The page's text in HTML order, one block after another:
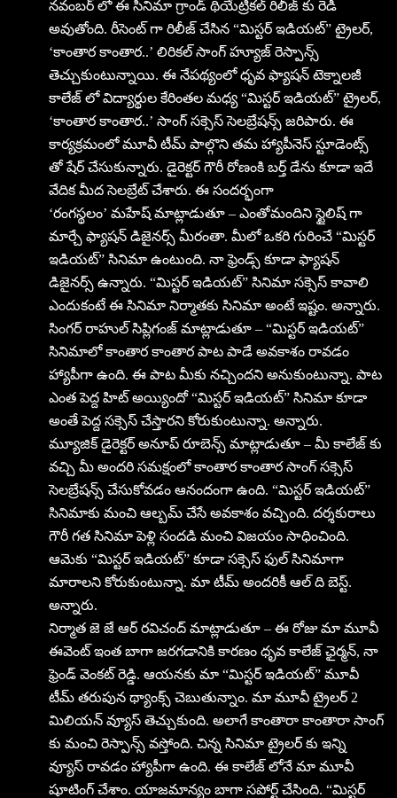
నవంబర్ లో ఈ సినిమా గ్రాండ్ థియేట్రికల్ రిలీజ్ కు రెడీ
అవుతోంది. రీసెంట్ గా రిలీజ్ చేసిన “మిస్టర్ ఇడియ‌ట్‌” ట్రైలర్,
‘కాంతార కాంతార..’ లిరికల్ సాంగ్ హ్యూజ్ రెస్పాన్స్
తెచ్చుకుంటున్నాయి. ఈ నేపథ్యంలో ధృవ ఫ్యాషన్ టెక్నాలజీ
కాలేజ్ లో విద్యార్థుల కేరింతల మధ్య “మిస్టర్ ఇడియ‌ట్‌” ట్రైలర్,
‘కాంతార కాంతార..’ సాంగ్ సక్సెస్ సెలబ్రేషన్స్ జరిపారు. ఈ
కార్యక్రమంలో మూవీ టీమ్ పాల్గొని తమ హ్యాపీనెస్ స్టూడెంట్స్
తో షేర్ చేసుకున్నారు. డైరెక్టర్ గౌరీ రోణంకి బర్త్ డేను కూడా ఇదే
వేదిక మీద సెలబ్రేట్ చేశారు. ఈ సందర్భంగా
‘రంగస్థలం’ మహేష్ మాట్లాడుతూ – ఎంతోమందిని స్టైలిష్ గా
మార్చే ఫ్యాషన్ డిజైనర్స్ మీరంతా. మీలో ఒకరి గురించే “మిస్టర్
ఇడియ‌ట్‌” సినిమా ఉంటుంది. నా ఫ్రెండ్స్ కూడా ఫ్యాషన్
డిజైనర్స్ ఉన్నారు. “మిస్టర్ ఇడియ‌ట్‌” సినిమా సక్సెస్ కావాలి
ఎందుకంటే ఈ సినిమా నిర్మాతకు సినిమా అంటే ఇష్టం. అన్నారు.
సింగర్ రాహుల్ సిప్లిగంజ్ మాట్లాడుతూ – “మిస్టర్ ఇడియ‌ట్‌”
సినిమాలో కాంతార కాంతార పాట పాడే అవకాశం రావడం
హ్యాపీగా ఉంది. ఈ పాట మీకు నచ్చిందని అనుకుంటున్నా. పాట
ఎంత పెద్ద హిట్ అయ్యిందో “మిస్టర్ ఇడియ‌ట్‌” సినిమా కూడా
అంతే పెద్ద సక్సెస్ చేస్తారని కోరుకుంటున్నా. అన్నారు.
మ్యూజిక్ డైరెక్టర్ అనూప్ రూబెన్స్ మాట్లాడుతూ – మీ కాలేజ్ కు
వచ్చి మీ అందరి సమక్షంలో కాంతార కాంతార సాంగ్ సక్సెస్
సెలబ్రేషన్స్ చేసుకోవడం ఆనందంగా ఉంది. “మిస్టర్ ఇడియ‌ట్‌”
సినిమాకు మంచి ఆల్బమ్ చేసే అవకాశం వచ్చింది. దర్శకురాలు
గౌరీ గత సినిమా పెళ్లి సందడి మంచి విజయం సాధించింది.
ఆమెకు “మిస్టర్ ఇడియ‌ట్‌” కూడా సక్సెస్ ఫుల్ సినిమాగా
మారాలని కోరుకుంటున్నా. మా టీమ్ అందరికీ ఆల్ ది బెస్ట్.
అన్నారు.
నిర్మాత జె జే ఆర్ రవిచంద్ మాట్లాడుతూ – ఈ రోజు మా మూవీ
ఈవెంట్ ఇంత బాగా జరగడానికి కారణం ధృవ కాలేజ్ ఛైర్మన్, నా
ఫ్రెండ్ వెంకట్ రెడ్డి. ఆయనకు మా “మిస్టర్ ఇడియ‌ట్‌” మూవీ
టీమ్ తరుపున థ్యాంక్స్ చెబుతున్నాం. మా మూవీ ట్రైలర్ 2
మిలియన్ వ్యూస్ తెచ్చుకుంది. అలాగే కాంతారా కాంతారా సాంగ్
కు మంచి రెస్పాన్స్ వస్తోంది. చిన్న సినిమా ట్రైలర్ కు ఇన్ని
వ్యూస్ రావడం హ్యాపీగా ఉంది. ఈ కాలేజ్ లోనే మా మూవీ
షూటింగ్ చేశాం. యాజమాన్యం బాగా సపోర్ట్ చేసింది. “మిస్టర్